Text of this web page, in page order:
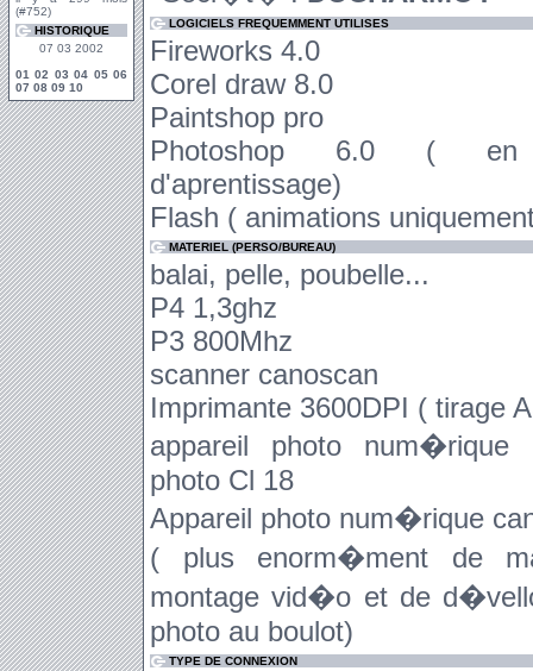
(#752)
HISTORIQUE
07 03 2002
01 02 03 04 05 06
07 08 09 10
LOGICIELS FREQUEMMENT UTILISES
Fireworks 4.0
Corel draw 8.0
Paintshop pro
Photoshop 6.0 ( en
d'aprentissage)
Flash ( animations
MATERIEL (PERSO/BUREAU)
balai, pelle, poubelle...
P4 1,3ghz
P3 800Mhz
scanner canoscan
Imprimante 3600DPI ( tirage
appareil photo num�rique
photo Cl 18
Appareil photo num�rique
( plus enorm�ment de
montage vid�o et de
photo au boulot)
TYPE DE CONNEXION